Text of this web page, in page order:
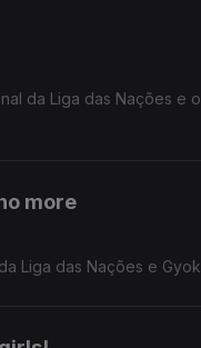
da Liga das Nações e
more
Liga das Nações e